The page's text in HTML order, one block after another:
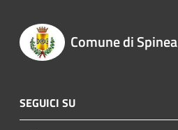
Comune di Spinea
SEGUICI SU